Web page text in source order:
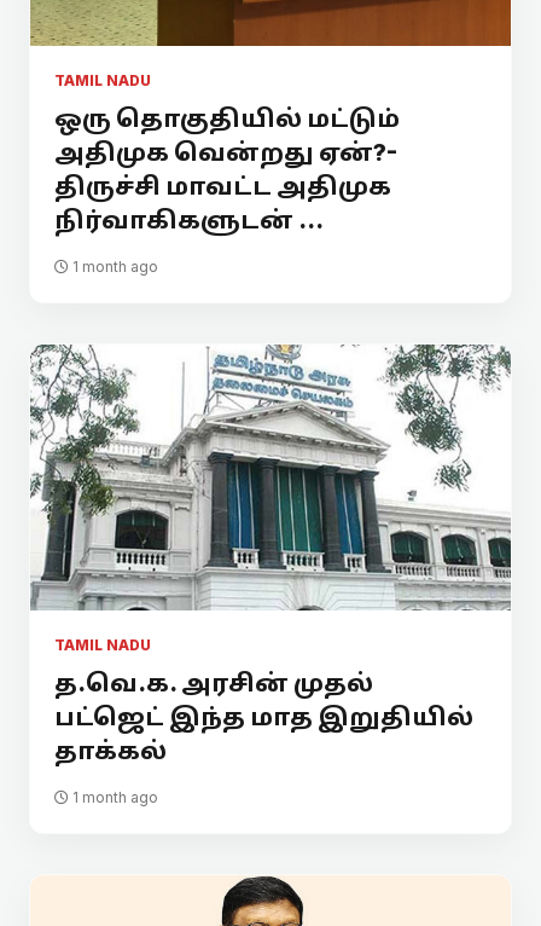
TAMIL NADU
ஒரு தொகுதியில் மட்டும்
அதிமுக வென்றது ஏன்?-
திருச்சி மாவட்ட அதிமுக
நிர்வாகிகளுடன் ...
1 month ago
TAMIL NADU
த.வெ.க. அரசின் முதல்
பட்ஜெட் இந்த மாத இறுதியில்
தாக்கல்
1 month ago